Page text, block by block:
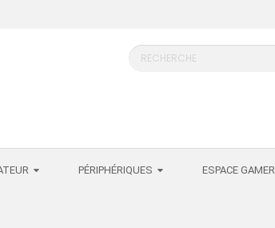
PÉRIPHÉRIQUES ESPACE GAMER